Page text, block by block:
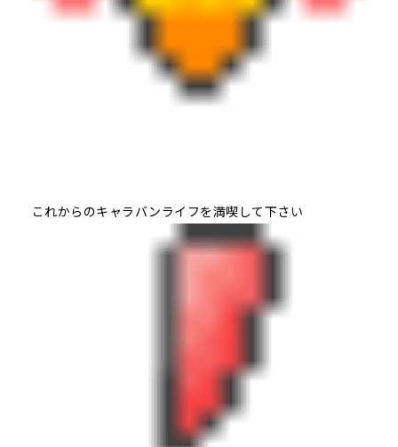
これからのキャラバンライフを満喫して下さい